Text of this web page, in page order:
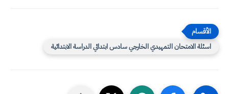
اسئلة الامتحان التمهيدي الخارجي سادس ابتدائي الدراسة الابتدائية